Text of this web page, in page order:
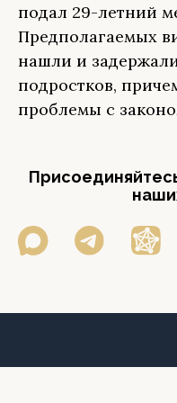
подал 29-летний
Предполагаемых
нашли и
подростков,
проблемы с